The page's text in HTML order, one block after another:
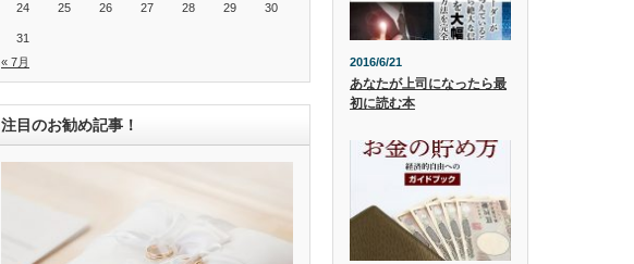
24 25 26 27 28 29 30
31
« 7月
注目のお勧め記事！
2016/6/21
あなたが上司になったら最
初に読む本